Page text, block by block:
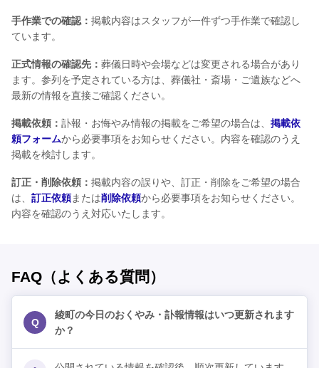
手作業での確認： 掲載内容はスタッフが一件ずつ手作業で確認し
ています。
正式情報の確認先： 葬儀日時や会場などは変更される場合があり
ます。参列を予定されている方は、葬儀社・斎場・ご遺族などへ
最新の情報を直接ご確認ください。
掲載依頼： 訃報・お悔やみ情報の掲載をご希望の場合は、 掲載依
頼フォームから必要事項をお知らせください。内容を確認のうえ
掲載を検討します。
訂正・削除依頼： 掲載内容の誤りや、訂正・削除をご希望の場合
は、 訂正依頼または削除依頼から必要事項をお知らせください。
内容を確認のうえ対応いたします。
FAQ（よくある質問）
Q
綾町の今日のおくやみ・訃報情報はいつ更新されます
か？